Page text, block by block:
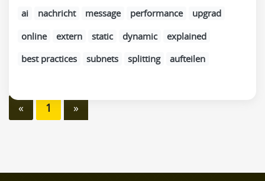
ai
nachricht message performance
upgrad
online
extern static dynamic
explained
best practices
subnets splitting aufteilen
« 1 »